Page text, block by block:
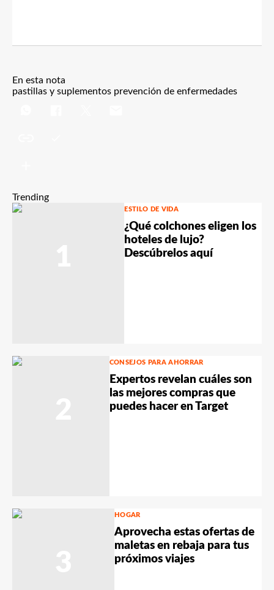
En esta nota
pastillas y suplementos prevención de enfermedades
Trending
ESTILO DE VIDA
¿Qué colchones eligen los
hoteles de lujo?
Descúbrelos aquí
CONSEJOS PARA AHORRAR
Expertos revelan cuáles son
las mejores compras que
puedes hacer en Target
HOGAR
Aprovecha estas ofertas de
maletas en rebaja para tus
próximos viajes